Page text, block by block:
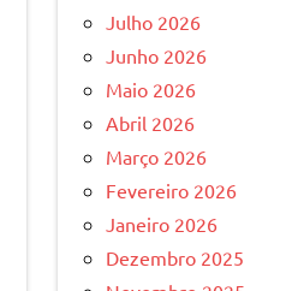
Julho 2026
Junho 2026
Maio 2026
Abril 2026
Março 2026
Fevereiro 2026
Janeiro 2026
Dezembro 2025